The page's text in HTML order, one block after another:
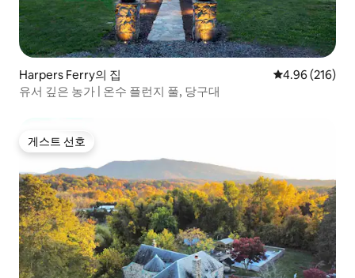
Harpers Ferry의 집 평점 4.96점(5
4.96 (216)
유서 깊은 농가 | 온수 플런지 풀, 당구대
게스트 선호
게스트 선호